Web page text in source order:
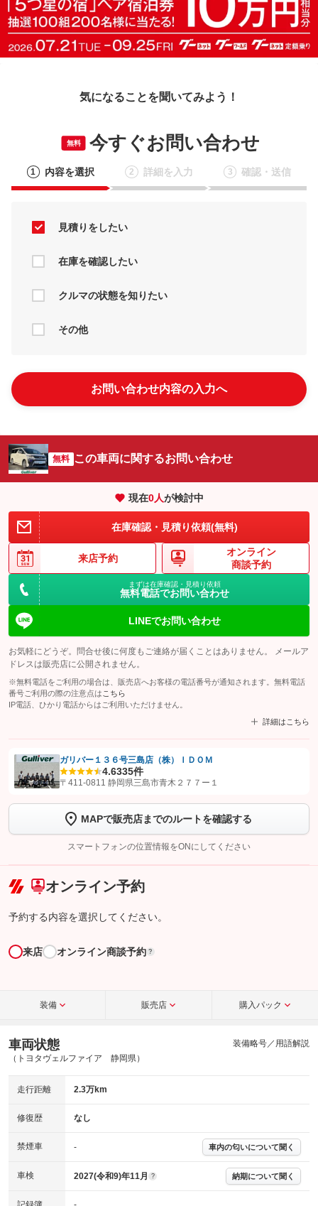
気になることを聞いてみよう！
無料 今すぐお問い合わせ
1 内容を選択 2 詳細を入力 3 確認・送信
見積りをしたい
在庫を確認したい
クルマの状態を知りたい
その他
お問い合わせ内容の入力へ
無料 この車両に関するお問い合わせ
現在0人が検討中
在庫確認・見積り依頼(無料)
来店予約
オンライン
商談予約
まずは在庫確認・見積り依頼
無料電話でお問い合わせ
LINEでお問い合わせ
お気軽にどうぞ。問合せ後に何度もご連絡が届くことはありません。 メールア
ドレスは販売店に公開されません。
※無料電話をご利用の場合は、販売店へお客様の電話番号が通知されます。無料電話
番号ご利用の際の注意点は こちら
IP電話、ひかり電話からはご利用いただけません。
詳細はこちら
【STEP1】認証画面でグーネットを友だち追加してから「許可する」ボタンを押
トーク画面で
ボタンをタップして問い合わせを
完了してください。
こちら
ガリバー１３６号三島店（株）ＩＤＯＭ
4.6335件
〒411-0811 静岡県三島市青木２７７ー１
MAPで販売店までのルートを確認する
スマートフォンの位置情報をONにしてください
オンライン予約
予約する内容を選択してください。
来店 オンライン商談予約 ?
装備 販売店 購入パック
車両状態
（トヨタヴェルファイア 静岡県）
装備略号／用語解説
走行距離 2.3万km
修復歴 なし
禁煙車 - 車内の匂いについて聞く
車検 2027(令和9)年11月 ? 納期について聞く